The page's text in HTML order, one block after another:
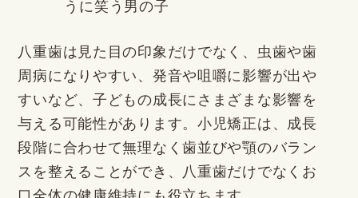
八重歯は見た目の印象だけでなく、虫歯や歯
周病になりやすい、発音や咀嚼に影響が出や
すいなど、子どもの成長にさまざまな影響を
与える可能性があります。小児矯正は、成長
段階に合わせて無理なく歯並びや顎のバラン
スを整えることができ、八重歯だけでなくお